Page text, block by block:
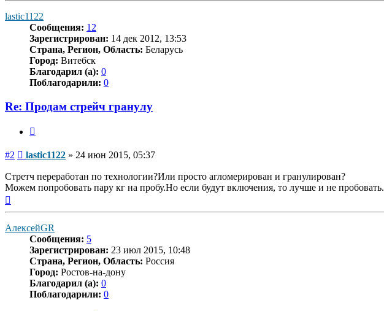
lastic1122
Сообщения: 12
Зарегистрирован: 14 дек 2012, 13:53
Страна, Регион, Область: Беларусь
Город: Витебск
Благодарил (а): 0
Поблагодарили: 0
Re: Продам стрейч гранулу
#2 Сообщение
lastic1122 » 24 июн 2015, 05:37
Стретч переработан по технологии?Или просто агломерирован и гранулирован?
Можем попробовать пару кг на пробу.Но если будут включения, то лучше и не пробовать.
АлексейGR
Сообщения: 5
Зарегистрирован: 23 июл 2015, 10:48
Страна, Регион, Область: Россия
Город: Ростов-на-дону
Благодарил (а): 0
Поблагодарили: 0